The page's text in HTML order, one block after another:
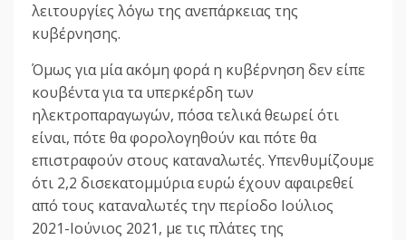
λειτουργίες λόγω της ανεπάρκειας της
κυβέρνησης.
Όμως για μία ακόμη φορά η κυβέρνηση δεν είπε
κουβέντα για τα υπερκέρδη των
ηλεκτροπαραγωγών, πόσα τελικά θεωρεί ότι
είναι, πότε θα φορολογηθούν και πότε θα
επιστραφούν στους καταναλωτές. Υπενθυμίζουμε
ότι 2,2 δισεκατομμύρια ευρώ έχουν αφαιρεθεί
από τους καταναλωτές την περίοδο Ιούλιος
2021-Ιούνιος 2021, με τις πλάτες της